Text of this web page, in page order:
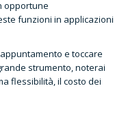
opportune
funzioni in applicazioni
e toccare
strumento, noterai
flessibilità, il costo dei